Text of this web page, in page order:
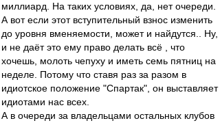
миллиард. На таких условиях, да, нет очереди.
А вот если этот вступительный взнос изменить
до уровня вменяемости, может и найдутся.. Ну,
и не даёт это ему право делать всё , что
хочешь, молоть чепуху и иметь семь пятниц на
неделе. Потому что ставя раз за разом в
идиотское положение "Спартак", он выставляет
идиотами нас всех.
А в очереди за владельцами остальных клубов